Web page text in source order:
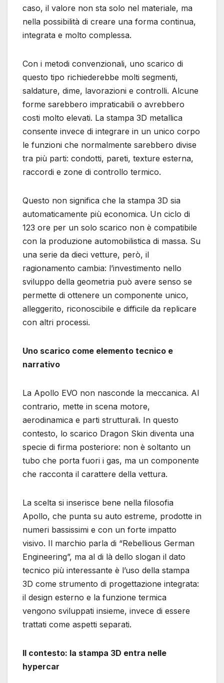
caso, il valore non sta solo nel materiale, ma
nella possibilità di creare una forma continua,
integrata e molto complessa.
Con i metodi convenzionali, uno scarico di
questo tipo richiederebbe molti segmenti,
saldature, dime, lavorazioni e controlli. Alcune
forme sarebbero impraticabili o avrebbero
costi molto elevati. La stampa 3D metallica
consente invece di integrare in un unico corpo
le funzioni che normalmente sarebbero divise
tra più parti: condotti, pareti, texture esterna,
raccordi e zone di controllo termico.
Questo non significa che la stampa 3D sia
automaticamente più economica. Un ciclo di
123 ore per un solo scarico non è compatibile
con la produzione automobilistica di massa. Su
una serie da dieci vetture, però, il
ragionamento cambia: l’investimento nello
sviluppo della geometria può avere senso se
permette di ottenere un componente unico,
alleggerito, riconoscibile e difficile da replicare
con altri processi.
Uno scarico come elemento tecnico e
narrativo
La Apollo EVO non nasconde la meccanica. Al
contrario, mette in scena motore,
aerodinamica e parti strutturali. In questo
contesto, lo scarico Dragon Skin diventa una
specie di firma posteriore: non è soltanto un
tubo che porta fuori i gas, ma un componente
che racconta il carattere della vettura.
La scelta si inserisce bene nella filosofia
Apollo, che punta su auto estreme, prodotte in
numeri bassissimi e con un forte impatto
visivo. Il marchio parla di “Rebellious German
Engineering”, ma al di là dello slogan il dato
tecnico più interessante è l’uso della stampa
3D come strumento di progettazione integrata:
il design esterno e la funzione termica
vengono sviluppati insieme, invece di essere
trattati come aspetti separati.
Il contesto: la stampa 3D entra nelle
hypercar